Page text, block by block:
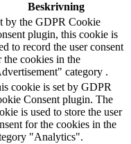
Beskrivning
by the GDPR Cookie
plugin, this cookie is
to record the user consent
the cookies in the
category .
cookie is set by GDPR
Consent plugin. The
is used to store the user
for the cookies in the
"Analytics".